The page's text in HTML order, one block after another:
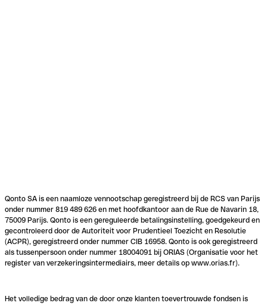
Qonto SA is een naamloze vennootschap geregistreerd bij de RCS van Parijs
onder nummer 819 489 626 en met hoofdkantoor aan de Rue de Navarin 18,
75009 Parijs. Qonto is een gereguleerde betalingsinstelling, goedgekeurd en
gecontroleerd door de Autoriteit voor Prudentieel Toezicht en Resolutie
(ACPR), geregistreerd onder nummer CIB 16958. Qonto is ook geregistreerd
als tussenpersoon onder nummer 18004091 bij ORIAS (Organisatie voor het
register van verzekeringsintermediairs, meer details op www.orias.fr).
Het volledige bedrag van de door onze klanten toevertrouwde fondsen is